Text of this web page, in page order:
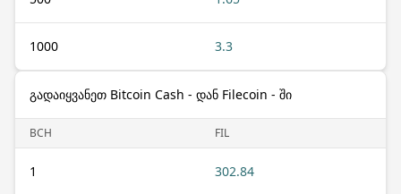
1000 3.3
გადაიყვანეთ Bitcoin Cash - დან Filecoin - ში
BCH FIL
1 302.84